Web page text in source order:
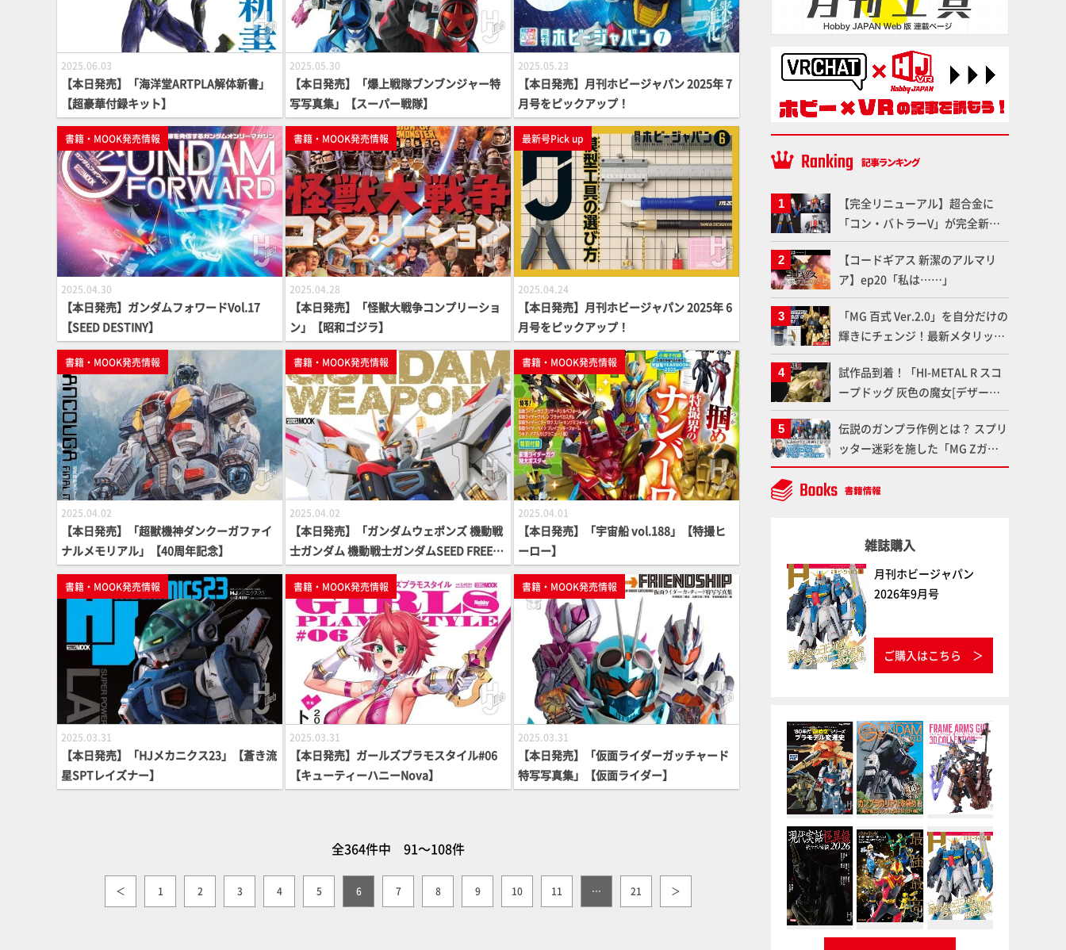
2025.06.03
【本日発売】「海洋堂ARTPLA解体新書」
【超豪華付録キット】
2025.05.30
【本日発売】「爆上戦隊ブンブンジャー特
写写真集」【スーパー戦隊】
2025.05.23
【本日発売】月刊ホビージャパン 2025年 7
月号をピックアップ！
書籍・MOOK発売情報
2025.04.30
【本日発売】ガンダムフォワードVol.17
【SEED DESTINY】
書籍・MOOK発売情報
2025.04.28
【本日発売】「怪獣大戦争コンプリーショ
ン」【昭和ゴジラ】
最新号Pick up
2025.04.24
【本日発売】月刊ホビージャパン 2025年 6
月号をピックアップ！
書籍・MOOK発売情報
2025.04.02
【本日発売】「超獣機神ダンクーガファイ
ナルメモリアル」【40周年記念】
書籍・MOOK発売情報
2025.04.02
【本日発売】「ガンダムウェポンズ 機動戦
士ガンダム 機動戦士ガンダムSEED FREED
OM編」【ガンダムMOOK】
書籍・MOOK発売情報
2025.04.01
【本日発売】「宇宙船 vol.188」【特撮ヒ
ーロー】
書籍・MOOK発売情報
2025.03.31
【本日発売】「HJメカニクス23」【蒼き流
星SPTレイズナー】
書籍・MOOK発売情報
2025.03.31
【本日発売】ガールズプラモスタイル#06
【キューティーハニーNova】
書籍・MOOK発売情報
2025.03.31
【本日発売】「仮面ライダーガッチャード
特写写真集」【仮面ライダー】
全364件中 91～108件
＜ 1 2 3 4 5 6 7 8 9 10 11 … 21 ＞
【完全リニューアル】超合金に
「コン・バトラーV」が完全新規
造形で登場！気になる仕様を試作
品の撮り下ろしでご紹介!!さらに
「大鉄人17」＆「ワンエイト」セ
ット情報もお届け！【超合金の
魂】
【コードギアス 新潔のアルマリ
ア】ep20「私は……」
「MG 百式 Ver.2.0」を自分だけの
輝きにチェンジ！最新メタリック
塗料を使ってより金属感を増した
仕上がりに!!【試し読み】
試作品到着！「HI-METAL R スコ
ープドッグ 灰色の魔女[デザート
カラー]（仮）」の気になる装備や
細部など商品仕様を撮り下ろしで
お届け!! 【装甲騎兵ボトムズ】
伝説のガンプラ作例とは？ スプリ
ッター迷彩を施した「MG Zガン
ダム アムロ・レイ仕様機」をMAX
渡辺がふたたび塗る!!【試し読
雑誌購入
月刊ホビージャパン
2026年9月号
ご購入はこちら